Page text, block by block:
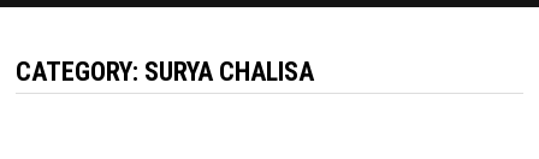
CATEGORY: SURYA CHALISA